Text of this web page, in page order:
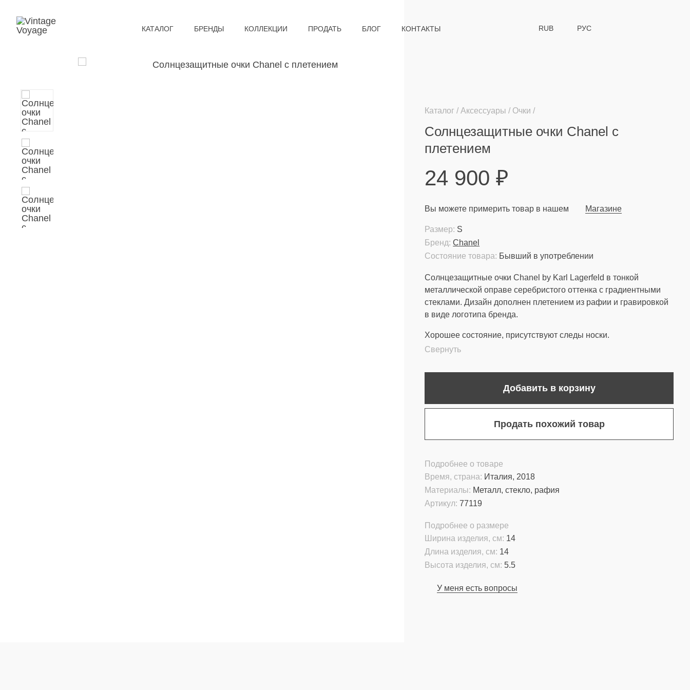
КАТАЛОГ БРЕНДЫ КОЛЛЕКЦИИ ПРОДАТЬ БЛОГ КОНТАКТЫ RUB РУС
Каталог Аксессуары Очки
Солнцезащитные очки Chanel с
плетением
24 900₽
Вы можете примерить товар в нашем Магазине
Состояние товара: Бывший в употреблении
Бренд: Chanel
Размер: S
Солнцезащитные очки Chanel by Karl Lagerfeld в тонкой
металлической оправе серебристого оттенка с градиентными
стеклами. Дизайн дополнен плетением из рафии и гравировкой
в виде логотипа бренда.
Хорошее состояние, присутствуют следы носки.
Свернуть
Добавить в корзину
Продать похожий товар
Подробнее о товаре
Материалы: Металл, стекло, рафия
Время, страна: Италия, 2018
Артикул: 77119
Подробнее о размере
Высота изделия, см: 5.5
Длина изделия, см: 14
Ширина изделия, см: 14
У меня есть вопросы